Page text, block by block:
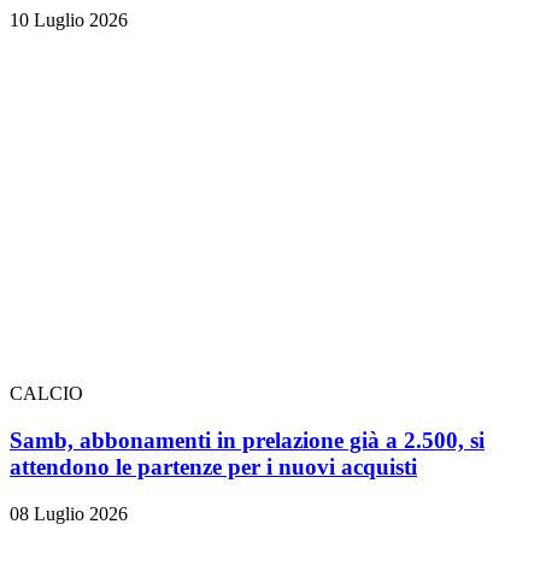
10 Luglio 2026
CALCIO
Samb, abbonamenti in prelazione già a 2.500, si
attendono le partenze per i nuovi acquisti
08 Luglio 2026